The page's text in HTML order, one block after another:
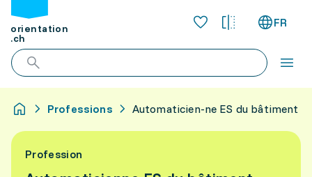
orientation
.ch
FR
Professions Automaticien-ne ES du bâtiment
Profession